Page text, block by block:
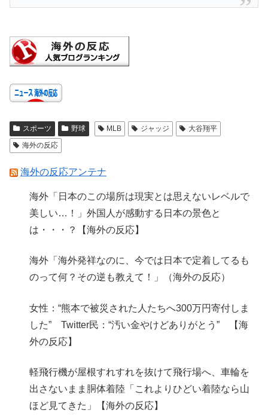
スポーツ 野球 MLB ジャッジ
大谷翔平
海外の反応
海外の反応アンテナ
海外「日本のこの場所は現実とは思えないレベルで
美しい…！」外国人が感動する日本の景色と
は・・・？【海外の反応】
海外「海外発祥なのに、今では日本で定着してるも
のって何？その逆も教えて！」（海外の反応）
女性：“熊本で被災された人たちへ300万円寄付しま
した” Twitter民：“汚い金やけどありがとう” 【海
外の反応】
軽飛行機が屋根すれすれを抜けて飛行場へ、車輪を
出さないまま胴体着陸「これよりひどい着陸なら山
ほど見てきた」【海外の反応】